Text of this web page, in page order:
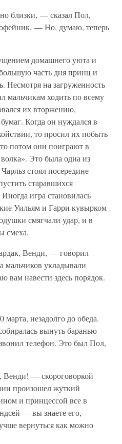
близки, — сказал Пол,
— Но, думаю, теперь
домашнего уюта и
часть дня принц и
Несмотря на загруженность
мальчикам ходить по всему
их вторжению,
Когда он нуждался в
то просил их побыть
потом они поиграют в
Это была одна из
стоял посередине
старавшихся
игра становилась
Уильям и Гарри кувырком
смягчали удар, и в
смеха.
Венди, — говорил
мальчиков укладывали
вам навести здесь порядок.
незадолго до обеда.
вынуть баранью
телефон. Это был Пол,
Венди! — скороговоркой
произошел жуткий
и принцессой все в
— вы знаете его,
вернуться как можно